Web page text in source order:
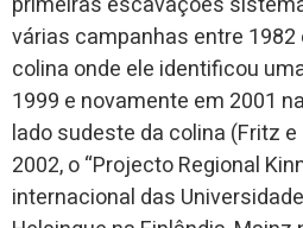
várias campanhas entre 1982
colina onde ele identificou
1999 e novamente em 2001
lado sudeste da colina (Fritz e
2002, o “Projecto Regional
internacional das